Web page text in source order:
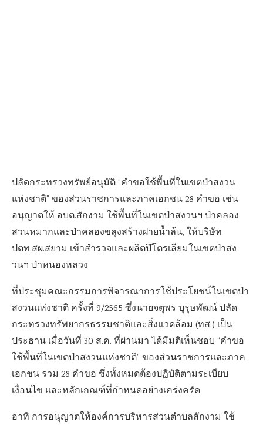
ปลัดกระทรวงทรัพย์อนุมัติ “คำขอใช้พื้นที่ในเขตป่าสงวน
แห่งชาติ” ของส่วนราชการและภาคเอกชน 28 คำขอ เช่น
อนุญาตให้ อบต.สักงาม ใช้พื้นที่ในเขตป่าสงวนฯ ป่าคลอง
สวนหมากและป่าคลองขลุงสร้างฝายน้ำล้น, ให้บริษัท
ปตท.สผ.สยาม เข้าสำรวจและผลิตปิโตรเลียมในเขตป่าสง
วนฯ ป่าหนองหลวง
ที่ประชุมคณะกรรมการพิจารณาการใช้ประโยชน์ในเขตป่า
สงวนแห่งชาติ ครั้งที่ 9/2565 ซึ่งนายจตุพร บุรุษพัฒน์ ปลัด
กระทรวงทรัพยากรธรรมชาติและสิ่งแวดล้อม (ทส.) เป็น
ประธาน เมื่อวันที่ 30 ส.ค. ที่ผ่านมา ได้มีมติเห็นชอบ “คำขอ
ใช้พื้นที่ในเขตป่าสงวนแห่งชาติ” ของส่วนราชการและภาค
เอกชน รวม 28 คำขอ ซึ่งทั้งหมดต้องปฏิบัติตามระเบียบ
เงื่อนไข และหลักเกณฑ์ที่กำหนดอย่างเคร่งครัด
อาทิ การอนุญาตให้องค์การบริหารส่วนตำบลสักงาม ใช้